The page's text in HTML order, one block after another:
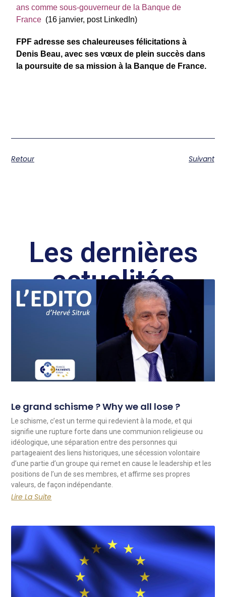
ans comme sous-gouverneur de la Banque de
France (16 janvier, post LinkedIn)
FPF adresse ses chaleureuses félicitations à
Denis Beau, avec ses vœux de plein succès dans
la poursuite de sa mission à la Banque de France.
Retour Suivant
Les dernières
actualités
Le grand schisme ? Why we all lose ?
Le schisme, c’est un terme qui redevient à la mode, et qui
signifie une rupture forte dans une communion religieuse ou
idéologique, une séparation entre des personnes qui
partageaient des liens historiques, une sécession volontaire
d’une partie d’un groupe qui remet en cause le leadership et les
positions de l’un de ses membres, et affirme ses propres
valeurs, de façon indépendante.
Lire La Suite